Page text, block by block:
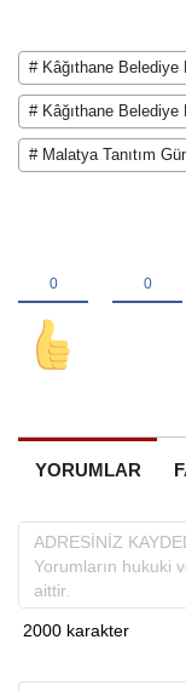
# Kâğıthane
# Kâğıthane Belediye
# Malatya Tanıtım
YORUMLAR